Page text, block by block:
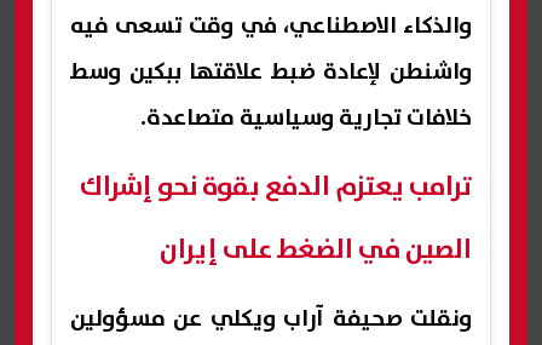
والذكاء الاصطناعي، في وقت تسعى فيه
واشنطن لإعادة ضبط علاقتها ببكين وسط
خلافات تجارية وسياسية متصاعدة.
ترامب يعتزم الدفع بقوة نحو إشراك
الصين في الضغط على إيران
ونقلت صحيفة آراب ويكلي عن مسؤولين